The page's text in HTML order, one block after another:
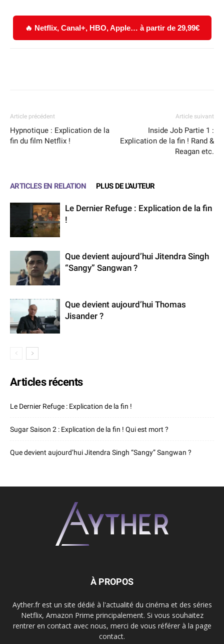
🔥 Netflix, Canal+, HBO, Apple… à partir de 29,99€
Article précédent
Hypnotique : Explication de la
fin du film Netflix !
Article suivant
Inside Job Partie 1 :
Explication de la fin ! Rand &
Reagan etc.
ARTICLES EN RELATION PLUS DE L'AUTEUR
Le Dernier Refuge : Explication de la fin
!
Que devient aujourd’hui Jitendra Singh
“Sangy” Sangwan ?
Que devient aujourd’hui Thomas
Jisander ?
Articles récents
Le Dernier Refuge : Explication de la fin !
Sugar Saison 2 : Explication de la fin ! Qui est mort ?
Que devient aujourd’hui Jitendra Singh “Sangy” Sangwan ?
À PROPOS
Ayther.fr est un site dédié à l'actualité du cinéma et des séries
Netflix, Amazon Prime principalement. Si vous souhaitez
rentrer en contact avec nous, merci de vous référer à la page
contact.